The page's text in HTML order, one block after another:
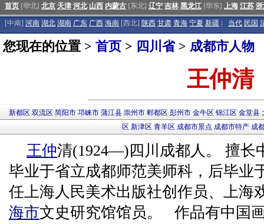
首页 [华北] 北京 天津 河北 山西 内蒙古 [东北] 辽宁 吉林 黑龙江 [华东] 上海 江苏
[中南] 河南 湖北 湖南 广东 广西 海南 [西北] 陕西 甘肃 青海 宁夏 新疆 当代 民国
您现在的位置 > 首页 > 四川省> 成都市人物
王仲清
新都区 双流区 简阳市 邛崃市 蒲江县 崇州市 郫都区 彭州市 金牛区 锦江区 金堂县
区 新津区 青羊区 成都市景点 成都市特产 成
王仲清(1924—)四川成都人。 擅长
毕业于省立成都师范美师科，后毕业
任上海人民美术出版社创作员、上海
海市文史研究馆馆员。 作品有中国